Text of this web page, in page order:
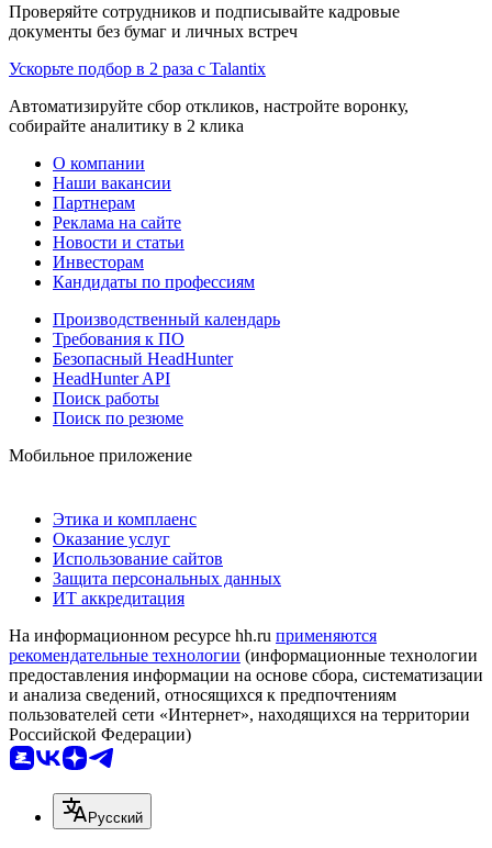
Проверяйте сотрудников и подписывайте кадровые
документы без бумаг и личных встреч
Ускорьте подбор в 2 раза с Talantix
Автоматизируйте сбор откликов, настройте воронку,
собирайте аналитику в 2 клика
О компании
Наши вакансии
Партнерам
Реклама на сайте
Новости и статьи
Инвесторам
Кандидаты по профессиям
Производственный календарь
Требования к ПО
Безопасный HeadHunter
HeadHunter API
Поиск работы
Поиск по резюме
Мобильное приложение
Этика и комплаенс
Оказание услуг
Использование сайтов
Защита персональных данных
ИТ аккредитация
На информационном ресурсе hh.ru применяются
рекомендательные технологии (информационные технологии
предоставления информации на основе сбора, систематизации
и анализа сведений, относящихся к предпочтениям
пользователей сети «Интернет», находящихся на территории
Российской Федерации)
Русский